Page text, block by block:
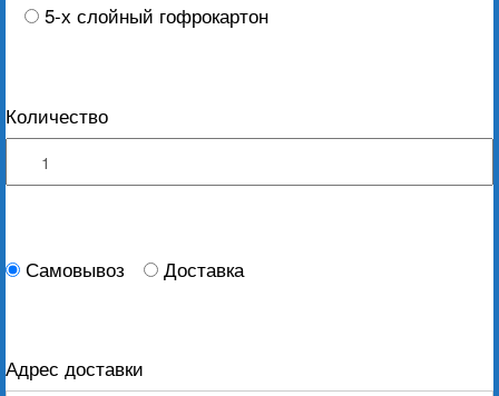
5-х слойный гофрокартон
Количество
Самовывоз Доставка
Адрес доставки